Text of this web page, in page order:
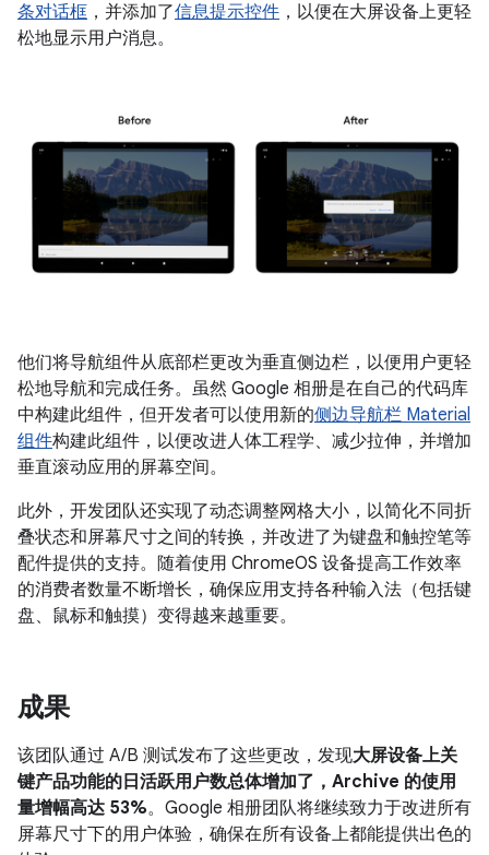
条对话框 ，并添加了信息提示控件 ，以便在大屏设备上更轻
松地显示用户消息。
他们将导航组件从底部栏更改为垂直侧边栏，以便用户更轻
松地导航和完成任务。虽然 Google 相册是在自己的代码库
中构建此组件，但开发者可以使用新的侧边导航栏 Material
组件构建此组件，以便改进人体工程学、减少拉伸，并增加
垂直滚动应用的屏幕空间。
此外，开发团队还实现了动态调整网格大小，以简化不同折
叠状态和屏幕尺寸之间的转换，并改进了为键盘和触控笔等
配件提供的支持。随着使用 ChromeOS 设备提高工作效率
的消费者数量不断增长，确保应用支持各种输入法（包括键
盘、鼠标和触摸）变得越来越重要。
成果
该团队通过 A/B 测试发布了这些更改，发现大屏设备上关
键产品功能的日活跃用户数总体增加了，Archive 的使用
量增幅高达 53%。Google 相册团队将继续致力于改进所有
屏幕尺寸下的用户体验，确保在所有设备上都能提供出色的